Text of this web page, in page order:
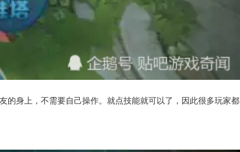
的身上，不需要自己操作。就点技能就可以了，因此很多玩家都